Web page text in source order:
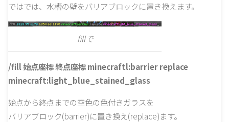
ではでは、水槽の壁をバリアブロックに置き換えます。
fillで
/fill 始点座標 終点座標 minecraftl:barrier replace
minecraft:light_blue_stained_glass
始点から終点までの空色の色付きガラスを
バリアブロック(barrier)に置き換え(replace)ます。